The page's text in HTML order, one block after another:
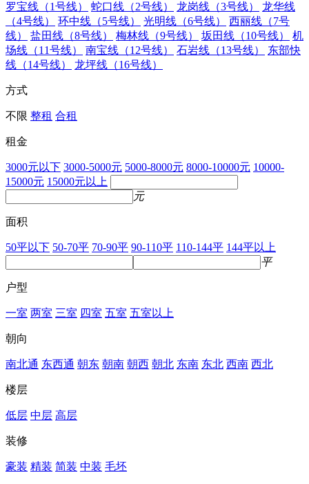
罗宝线（1号线） 蛇口线（2号线） 龙岗线（3号线）
龙华线
（4号线）
环中线（5号线） 光明线（6号线）
西丽线（7号
线）
盐田线（8号线） 梅林线（9号线） 坂田线（10号线）
机
场线（11号线）
南宝线（12号线） 石岩线（13号线）
东部快
线（14号线）
龙坪线（16号线）
方式
不限 整租 合租
租金
3000元以下 3000-5000元 5000-8000元 8000-10000元 10000-
15000元 15000元以上
元
面积
50平以下 50-70平 70-90平 90-110平 110-144平 144平以上
平
户型
一室 两室 三室 四室 五室 五室以上
朝向
南北通 东西通 朝东 朝南 朝西 朝北 东南 东北 西南 西北
楼层
低层 中层 高层
装修
豪装 精装 简装 中装 毛坯